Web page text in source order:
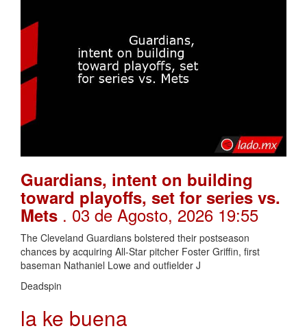
Guardians, intent on building
toward playoffs, set for series vs.
Mets . 03 de Agosto, 2026 19:55
The Cleveland Guardians bolstered their postseason
chances by acquiring All-Star pitcher Foster Griffin, first
baseman Nathaniel Lowe and outfielder J
Deadspin
la ke buena